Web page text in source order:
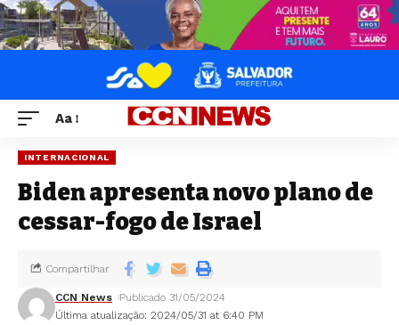
Aa
INTERNACIONAL
Biden apresenta novo plano de
cessar-fogo de Israel
Última atualização: 2024/05/31 at 6:40 PM
CCN News Publicado 31/05/2024
Compartilhar